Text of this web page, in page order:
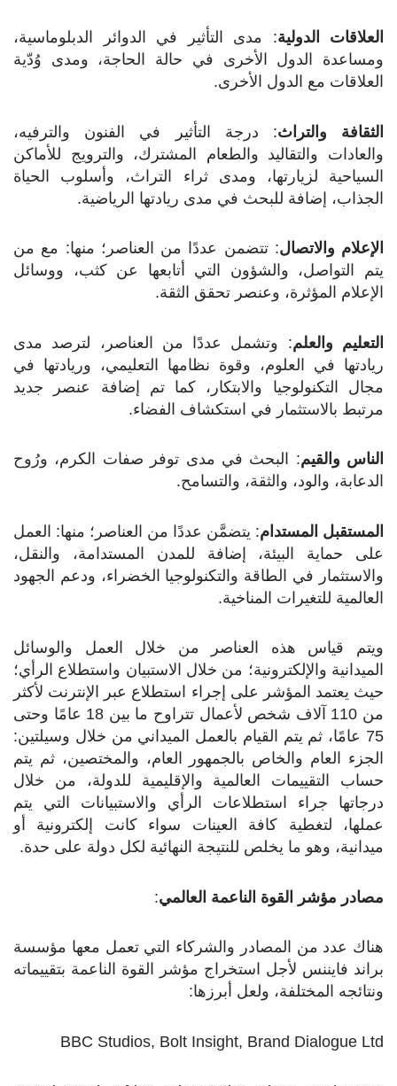
العلاقات الدولية: مدى التأثير في الدوائر الدبلوماسية،
ومساعدة الدول الأخرى في حالة الحاجة، ومدى وُدّية
العلاقات مع الدول الأخرى.
الثقافة والتراث: درجة التأثير في الفنون والترفيه،
والعادات والتقاليد والطعام المشترك، والترويج للأماكن
السياحية لزيارتها، ومدى ثراء التراث، وأسلوب الحياة
الجذاب، إضافة للبحث في مدى ريادتها الرياضية.
الإعلام والاتصال: تتضمن عددًا من العناصر؛ منها: مع من
يتم التواصل، والشؤون التي أتابعها عن كثب، ووسائل
الإعلام المؤثرة، وعنصر تحقق الثقة.
التعليم والعلم: وتشمل عددًا من العناصر، لترصد مدى
ريادتها في العلوم، وقوة نظامها التعليمي، وريادتها في
مجال التكنولوجيا والابتكار، كما تم إضافة عنصر جديد
مرتبط بالاستثمار في استكشاف الفضاء.
الناس والقيم: البحث في مدى توفر صفات الكرم، ورُوح
الدعابة، والود، والثقة، والتسامح.
المستقبل المستدام: يتضمَّن عددًا من العناصر؛ منها: العمل
على حماية البيئة، إضافة للمدن المستدامة، والنقل،
والاستثمار في الطاقة والتكنولوجيا الخضراء، ودعم الجهود
العالمية للتغيرات المناخية.
ويتم قياس هذه العناصر من خلال العمل والوسائل
الميدانية والإلكترونية؛ من خلال الاستبيان واستطلاع الرأي؛
حيث يعتمد المؤشر على إجراء استطلاع عبر الإنترنت لأكثر
من 110 آلاف شخص لأعمال تتراوح ما بين 18 عامًا وحتى
75 عامًا، ثم يتم القيام بالعمل الميداني من خلال وسيلتين:
الجزء العام والخاص بالجمهور العام، والمختصين، ثم يتم
حساب التقييمات العالمية والإقليمية للدولة، من خلال
درجاتها جراء استطلاعات الرأي والاستبيانات التي يتم
عملها، لتغطية كافة العينات سواء كانت إلكترونية أو
ميدانية، وهو ما يخلص للنتيجة النهائية لكل دولة على حدة.
مصادر مؤشر القوة الناعمة العالمي:
هناك عدد من المصادر والشركاء التي تعمل معها مؤسسة
براند فايننس لأجل استخراج مؤشر القوة الناعمة بتقييماته
ونتائجه المختلفة، ولعل أبرزها:
BBC Studios, Bolt Insight, Brand Dialogue Ltd